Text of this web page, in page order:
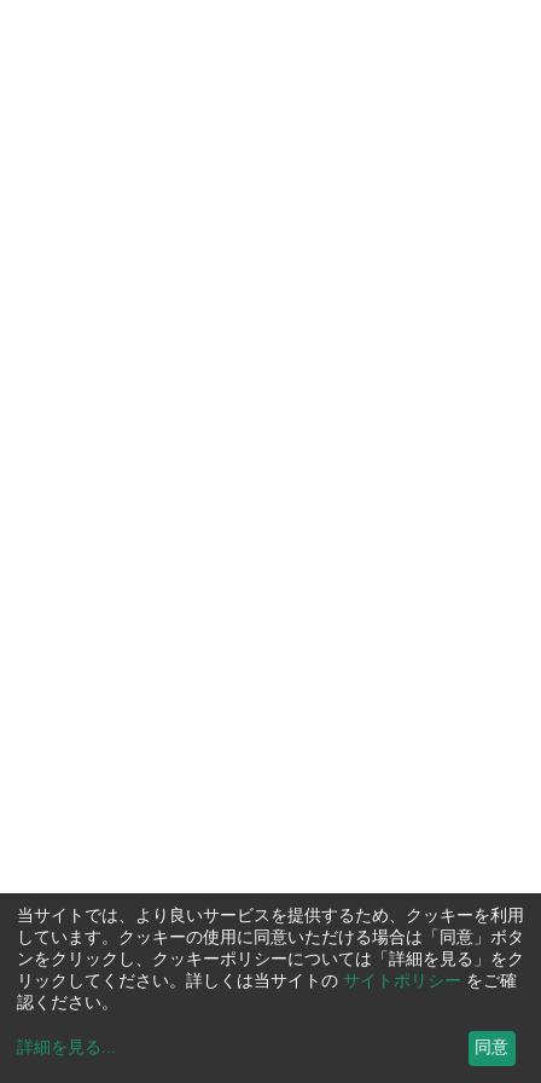
当サイトでは、より良いサービスを提供するため、クッキーを利用
しています。クッキーの使用に同意いただける場合は「同意」ボタ
ンをクリックし、クッキーポリシーについては「詳細を見る」をク
リックしてください。詳しくは当サイトの サイトポリシー をご確
認ください。
詳細を見る ... 同意